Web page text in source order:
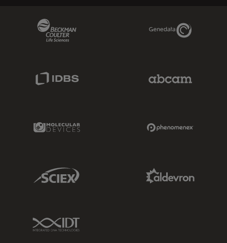
Genedata Link
Molecular Devices Link
Sciex Link
IDT Link